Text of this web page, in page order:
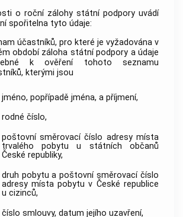
o roční zálohy státní podpory uvádí
spořitelna tyto údaje:
účastníků, pro které je vyžadována v
období záloha státní podpory a údaje
k ověření tohoto seznamu
kterými jsou
jméno, popřípadě jména, a příjmení,
rodné číslo,
poštovní směrovací číslo adresy místa
trvalého pobytu u státních občanů
České republiky,
druh pobytu a poštovní směrovací číslo
adresy místa pobytu v České republice
u cizinců,
číslo smlouvy, datum jejího uzavření,